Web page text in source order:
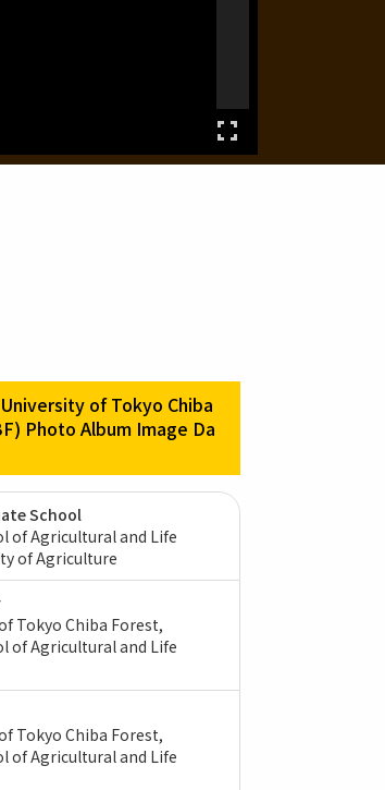
of Tokyo Chiba
Photo Album Image Da
School
of Agricultural and Life
of Agriculture
Tokyo Chiba Forest,
of Agricultural and Life
Tokyo Chiba Forest,
of Agricultural and Life